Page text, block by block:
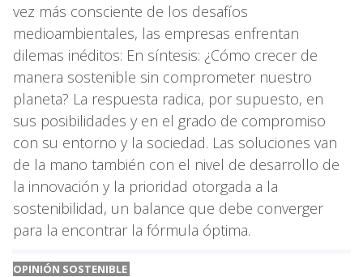
vez más consciente de los desafíos
medioambientales, las empresas enfrentan
dilemas inéditos: En síntesis: ¿Cómo crecer de
manera sostenible sin comprometer nuestro
planeta? La respuesta radica, por supuesto, en
sus posibilidades y en el grado de compromiso
con su entorno y la sociedad. Las soluciones van
de la mano también con el nivel de desarrollo de
la innovación y la prioridad otorgada a la
sostenibilidad, un balance que debe converger
para la encontrar la fórmula óptima.
OPINIÓN SOSTENIBLE